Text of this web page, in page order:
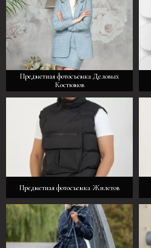
Предметная фотосъемка Деловых
Костюмов
Предметная фотосъемка Жилетов